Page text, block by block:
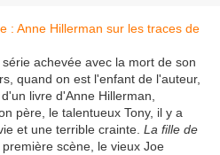
achevée avec la mort de son
quand on est l'enfant de l'auteur,
livre d'Anne Hillerman,
père, le talentueux Tony, il y a
et une terrible crainte. La fille de
scène, le vieux Joe